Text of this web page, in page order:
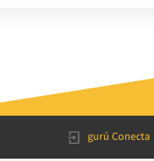
gurú Conecta